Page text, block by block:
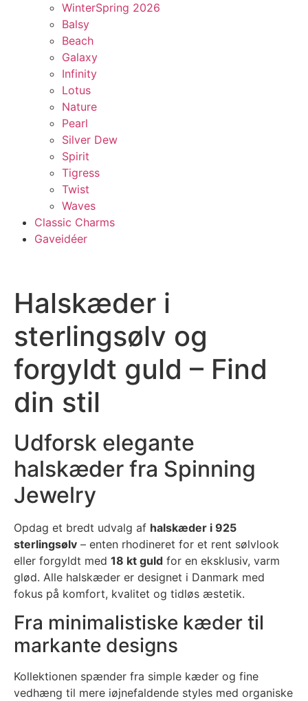
WinterSpring 2026
Balsy
Beach
Galaxy
Infinity
Lotus
Nature
Pearl
Silver Dew
Spirit
Tigress
Twist
Waves
Classic Charms
Gaveidéer
Halskæder i
sterlingsølv og
forgyldt guld – Find
din stil
Udforsk elegante
halskæder fra Spinning
Jewelry
Opdag et bredt udvalg af halskæder i 925
sterlingsølv – enten rhodineret for et rent sølvlook
eller forgyldt med 18 kt guld for en eksklusiv, varm
glød. Alle halskæder er designet i Danmark med
fokus på komfort, kvalitet og tidløs æstetik.
Fra minimalistiske kæder til
markante designs
Kollektionen spænder fra simple kæder og fine
vedhæng til mere iøjnefaldende styles med organiske